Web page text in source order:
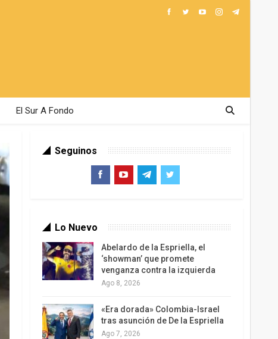
El Sur A Fondo
Seguinos
Lo Nuevo
Abelardo de la Espriella, el
‘showman’ que promete
venganza contra la izquierda
Ago 8, 2026
«Era dorada» Colombia-Israel
tras asunción de De la Espriella
Ago 7, 2026